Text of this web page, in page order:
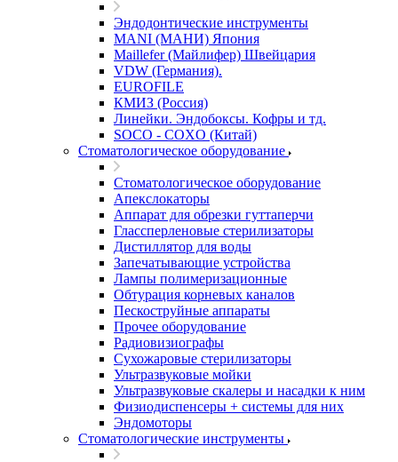
Эндодонтические инструменты
MANI (МАНИ) Япония
Maillefer (Майлифер) Швейцария
VDW (Германия).
EUROFILE
КМИЗ (Россия)
Линейки. Эндобоксы. Кофры и тд.
SOCO - COXO (Китай)
Стоматологическое оборудование
Стоматологическое оборудование
Апекслокаторы
Аппарат для обрезки гуттаперчи
Глассперленовые стерилизаторы
Дистиллятор для воды
Запечатывающие устройства
Лампы полимеризационные
Обтурация корневых каналов
Пескоструйные аппараты
Прочее оборудование
Радиовизиографы
Сухожаровые стерилизаторы
Ультразвуковые мойки
Ультразвуковые скалеры и насадки к ним
Физиодиспенсеры + системы для них
Эндомоторы
Стоматологические инструменты